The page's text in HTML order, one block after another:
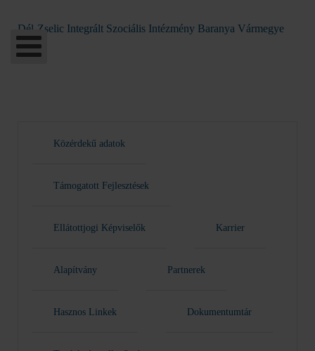
Dél-Zselic Integrált Szociális Intézmény Baranya Vármegye
Közérdekű adatok
Támogatott Fejlesztések
Ellátottjogi Képviselők Karrier
Alapítvány Partnerek
Hasznos Linkek Dokumentumtár